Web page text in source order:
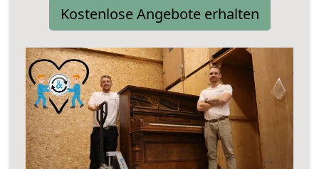
Kostenlose Angebote erhalten